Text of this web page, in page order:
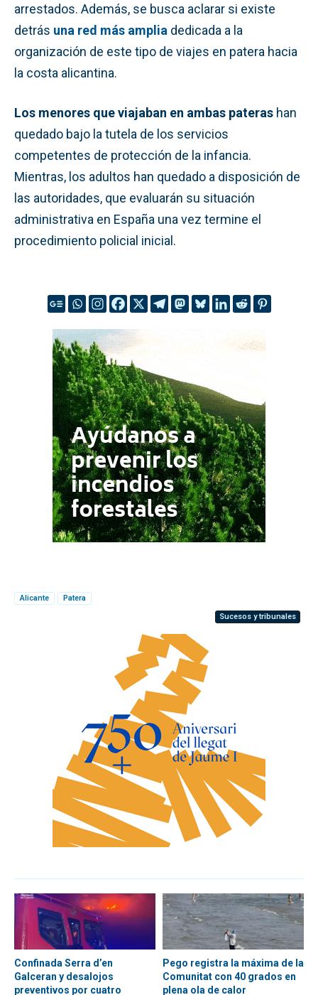
arrestados. Además, se busca aclarar si existe
detrás una red más amplia dedicada a la
organización de este tipo de viajes en patera hacia
la costa alicantina.
Los menores que viajaban en ambas pateras han
quedado bajo la tutela de los servicios
competentes de protección de la infancia.
Mientras, los adultos han quedado a disposición de
las autoridades, que evaluarán su situación
administrativa en España una vez termine el
procedimiento policial inicial.
Alicante
Patera
Sucesos y tribunales
Confinada Serra d’en
Galceran y desalojos
preventivos por cuatro
Pego registra la máxima de la
Comunitat con 40 grados en
plena ola de calor